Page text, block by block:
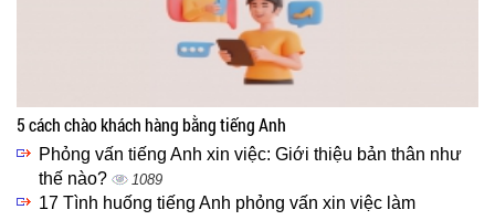
5 cách chào khách hàng bằng tiếng Anh
Phỏng vấn tiếng Anh xin việc: Giới thiệu bản thân như
thế nào?
1089
17 Tình huống tiếng Anh phỏng vấn xin việc làm